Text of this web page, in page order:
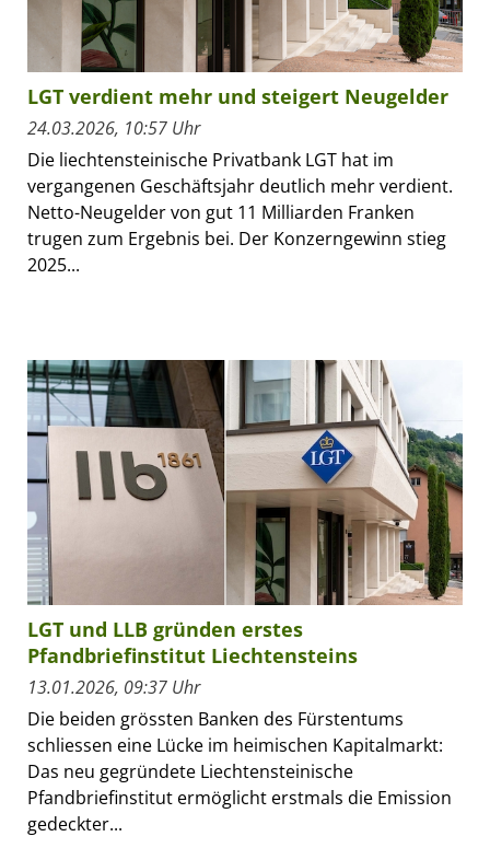
LGT verdient mehr und steigert Neugelder
24.03.2026, 10:57 Uhr
Die liechtensteinische Privatbank LGT hat im
vergangenen Geschäftsjahr deutlich mehr verdient.
Netto-Neugelder von gut 11 Milliarden Franken
trugen zum Ergebnis bei. Der Konzerngewinn stieg
2025...
LGT und LLB gründen erstes
Pfandbriefinstitut Liechtensteins
13.01.2026, 09:37 Uhr
Die beiden grössten Banken des Fürstentums
schliessen eine Lücke im heimischen Kapitalmarkt:
Das neu gegründete Liechtensteinische
Pfandbriefinstitut ermöglicht erstmals die Emission
gedeckter...